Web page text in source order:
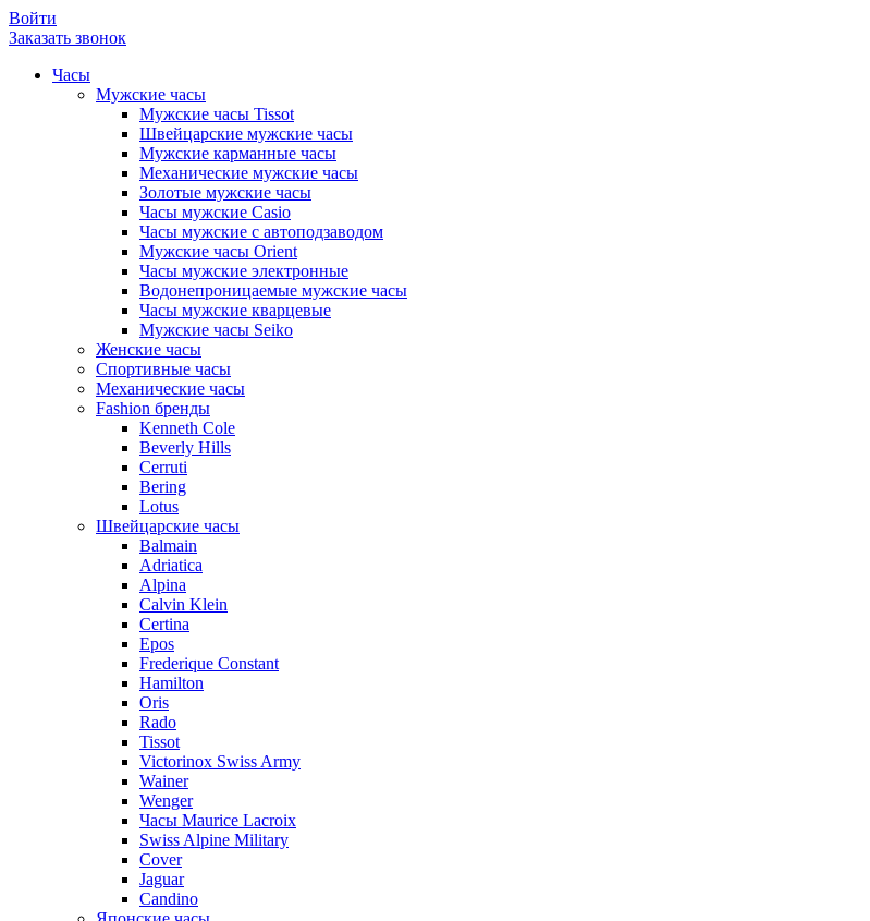
Войти
Заказать звонок
Часы
Мужские часы
Мужские часы Tissot
Швейцарские мужские часы
Мужские карманные часы
Механические мужские часы
Золотые мужские часы
Часы мужские Casio
Часы мужские с автоподзаводом
Мужские часы Orient
Часы мужские электронные
Водонепроницаемые мужские часы
Часы мужские кварцевые
Мужские часы Seiko
Женские часы
Спортивные часы
Механические часы
Fashion бренды
Kenneth Cole
Beverly Hills
Cerruti
Bering
Lotus
Швейцарские часы
Balmain
Adriatica
Alpina
Calvin Klein
Certina
Epos
Frederique Constant
Hamilton
Oris
Rado
Tissot
Victorinox Swiss Army
Wainer
Wenger
Часы Maurice Lacroix
Swiss Alpine Military
Cover
Jaguar
Candino